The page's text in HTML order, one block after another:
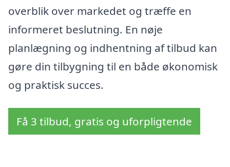
overblik over markedet og træffe en
informeret beslutning. En nøje
planlægning og indhentning af tilbud kan
gøre din tilbygning til en både økonomisk
og praktisk succes.
Få 3 tilbud, gratis og uforpligtende